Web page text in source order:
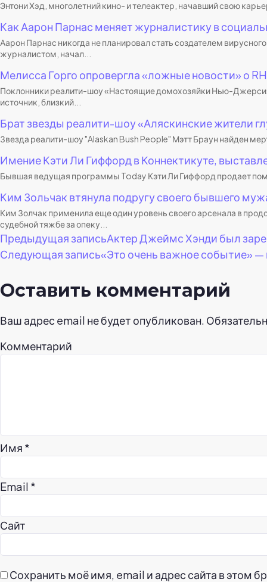
Энтони Хэд, многолетний кино- и телеактер, начавший свою
Как Аарон Парнас меняет журналистику в
Аарон Парнас никогда не планировал стать создателем
журналистом, начал...
Мелисса Горго опровергла «ложные новости» о
Поклонники реалити-шоу «Настоящие домохозяйки Нью-
источник, близкий...
Брат звезды реалити-шоу «Аляскинские жители
Звезда реалити-шоу "Alaskan Bush People" Мэтт Браун найден
Имение Кэти Ли Гиффорд в Коннектикуте,
Бывшая ведущая программы Today Кэти Ли Гиффорд продает
Ким Зольчак втянула подругу своего бывшего
Ким Золчак применила еще один уровень своего арсенала в
судебной тяжбе за опеку...
Навигация
по
записям
Предыдущая записьАктер Джеймс Хэнди был
Следующая запись«Это очень важное событие» —
Оставить комментарий
Ваш адрес email не будет опубликован.
Комментарий
Имя *
Email *
Сайт
Сохранить моё имя, email и адрес сайта в этом